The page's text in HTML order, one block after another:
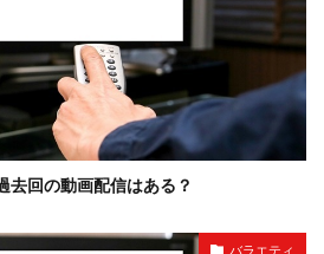
去回の動画配信はある？
バラエティ